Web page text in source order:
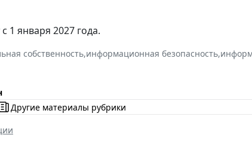
1 января 2027 года.
собственность,информационная безопасность,
Другие материалы рубрики